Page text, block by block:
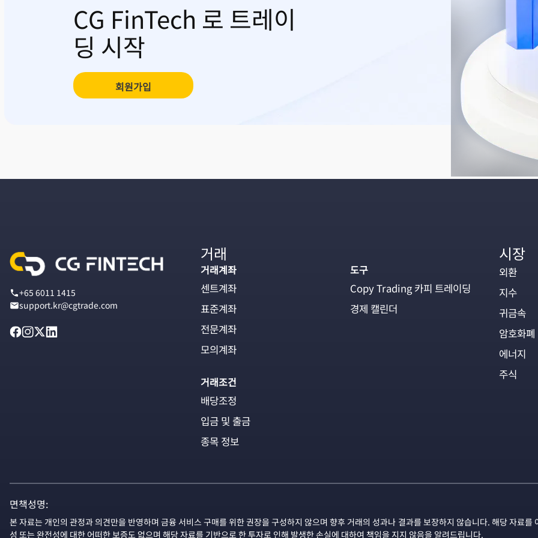
CG FinTech 로 트레이
딩 시작
회원가입
+65 6011 1415
support.kr@cgtrade.com
거래
거래계좌
센트계좌
표준계좌
전문계좌
모의계좌
거래조건
배당조정
입금 및 출금
종목 정보
도구
Copy Trading 카피 트레이딩
경제 캘린더
시장
외환
지수
귀금속
암호화폐
에너지
주식
면책성명:
본 자료는 개인의 관정과 의견만을 반영하며 금융 서비스 구매를 위한 권장을 구성하지 않으며 향후 거래의 성과나 결과를 보장하지 않습니다. 해당 자료
성 또는 완전성에 대한 어떠한 보증도 없으며 해당 자료를 기반으로 한 투자로 인해 발생한 손실에 대하여 책임을 지지 않음을 알려드립니다.